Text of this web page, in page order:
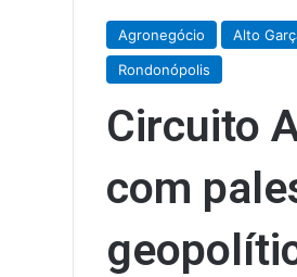
Agronegócio Alto
Rondonópolis
Circuito
com